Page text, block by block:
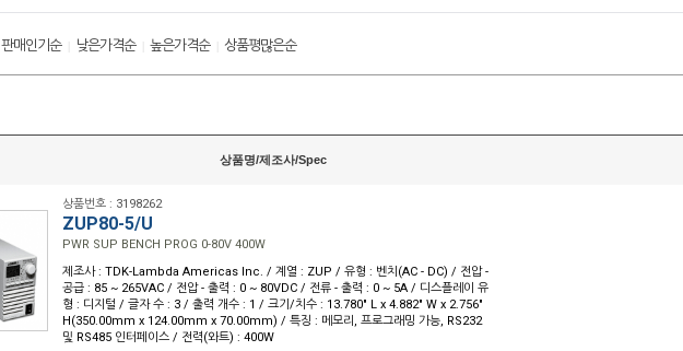
판매인기순| 낮은가격순| 높은가격순| 상품평많은순
상품명/제조사/Spec
상품번호 : 3198262
ZUP80-5/U
PWR SUP BENCH PROG 0-80V 400W
제조사 : TDK-Lambda Americas Inc. / 계열 : ZUP / 유형 : 벤치(AC - DC) / 전압 -
공급 : 85 ~ 265VAC / 전압 - 출력 : 0 ~ 80VDC / 전류 - 출력 : 0 ~ 5A / 디스플레이 유
형 : 디지털 / 글자 수 : 3 / 출력 개수 : 1 / 크기/치수 : 13.780" L x 4.882" W x 2.756"
H(350.00mm x 124.00mm x 70.00mm) / 특징 : 메모리, 프로그래밍 가능, RS232
및 RS485 인터페이스 / 전력(와트) : 400W